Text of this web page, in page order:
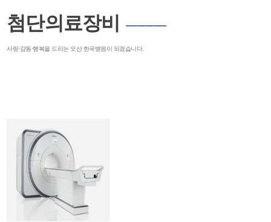
첨단의료장비 ─────
사랑·감동·행복을 드리는 오산 한국병원이 되겠습니다.